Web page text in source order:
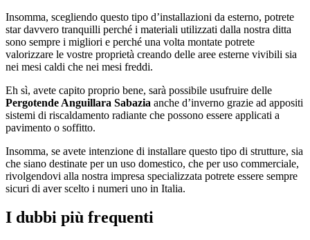
Insomma, scegliendo questo tipo d’installazioni da esterno, potrete
star davvero tranquilli perché i materiali utilizzati dalla nostra ditta
sono sempre i migliori e perché una volta montate potrete
valorizzare le vostre proprietà creando delle aree esterne vivibili sia
nei mesi caldi che nei mesi freddi.
Eh sì, avete capito proprio bene, sarà possibile usufruire delle
Pergotende Anguillara Sabazia anche d’inverno grazie ad appositi
sistemi di riscaldamento radiante che possono essere applicati a
pavimento o soffitto.
Insomma, se avete intenzione di installare questo tipo di strutture, sia
che siano destinate per un uso domestico, che per uso commerciale,
rivolgendovi alla nostra impresa specializzata potrete essere sempre
sicuri di aver scelto i numeri uno in Italia.
I dubbi più frequenti